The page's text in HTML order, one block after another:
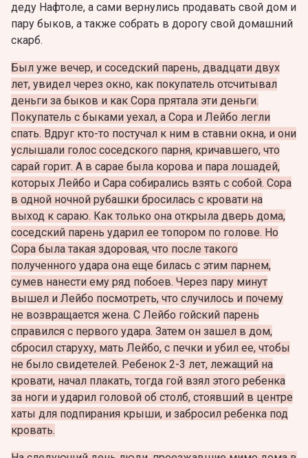
деду Нафтоле, а сами вернулись продавать свой дом и
пару быков, а также собрать в дорогу свой домашний
скарб.
Был уже вечер, и соседский парень, двадцати двух
лет, увидел через окно, как покупатель отсчитывал
деньги за быков и как Сора прятала эти деньги.
Покупатель с быками уехал, а Сора и Лейбо легли
спать. Вдруг кто-то постучал к ним в ставни окна, и они
услышали голос соседского парня, кричавшего, что
сарай горит. А в сарае была корова и пара лошадей,
которых Лейбо и Сара собирались взять с собой. Сора
в одной ночной рубашки бросилась с кровати на
выход к сараю. Как только она открыла дверь дома,
соседский парень ударил ее топором по голове. Но
Сора была такая здоровая, что после такого
полученного удара она еще билась с этим парнем,
сумев нанести ему ряд побоев. Через пару минут
вышел и Лейбо посмотреть, что случилось и почему
не возвращается жена. С Лейбо гойский парень
справился с первого удара. Затем он зашел в дом,
сбросил старуху, мать Лейбо, с печки и убил ее, чтобы
не было свидетелей. Ребенок 2-3 лет, лежащий на
кровати, начал плакать, тогда гой взял этого ребенка
за ноги и ударил головой об столб, стоявший в центре
хаты для подпирания крыши, и забросил ребенка под
кровать.